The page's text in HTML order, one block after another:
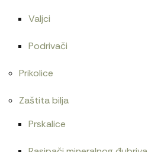
Valjci
Podrivači
Prikolice
Zaštita bilja
Prskalice